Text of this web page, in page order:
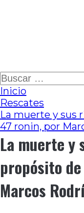
Ir
al
contenido
Buscar:
Inicio
Rescates
La muerte y sus
47 ronin, por
La muerte y
propósito
Marcos